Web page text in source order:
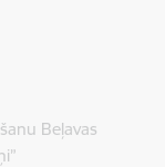
Beļavas